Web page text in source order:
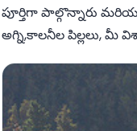
పూర్తిగా పాల్గొన్నారు
అగ్ని,కాలనీల పిల్లలు, మీ